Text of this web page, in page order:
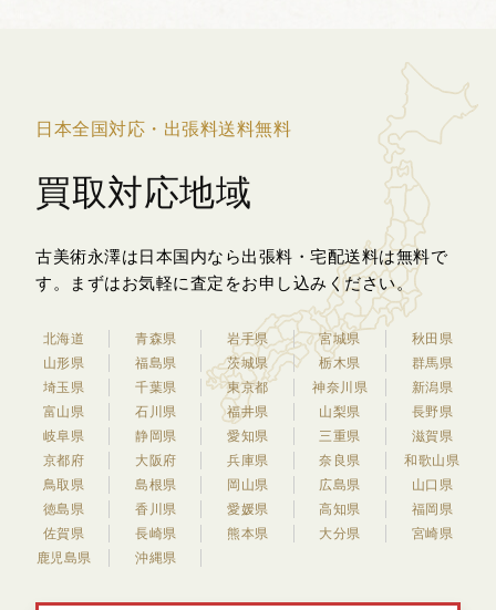
日本全国対応・出張料送料無料
買取対応地域
古美術永澤は日本国内なら出張料・宅配送料は無料で
す。
まずはお気軽に査定をお申し込みください。
北海道 青森県 岩手県 宮城県
秋田県
山形県
福島県 茨城県 栃木県
群馬県
埼玉県
千葉県 東京都 神奈川県
新潟県
富山県
石川県 福井県 山梨県
長野県
岐阜県
静岡県 愛知県 三重県
滋賀県
京都府
大阪府 兵庫県 奈良県
和歌山県
鳥取県
島根県 岡山県 広島県
山口県
徳島県
香川県 愛媛県 高知県
福岡県
佐賀県
長崎県 熊本県 大分県
宮崎県
鹿児島県
沖縄県